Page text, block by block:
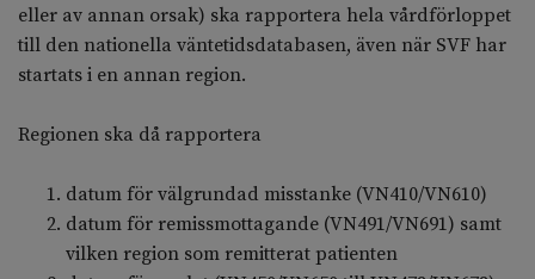
eller av annan orsak) ska rapportera hela vårdförloppet
till den nationella väntetidsdatabasen, även när SVF har
startats i en annan region.
Regionen ska då rapportera
datum för välgrundad misstanke (VN410/VN610)
datum för remissmottagande (VN491/VN691) samt
vilken region som remitterat patienten